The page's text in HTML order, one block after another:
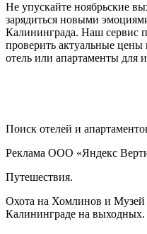
Не упускайте ноябрьские
зарядиться новыми
Калининграда. Наш сервис
проверить актуальные
отель или апартаменты для
Поиск отелей и
Реклама ООО «Яндекс
Путешествия.
Охота на Хомлинов и Музей
Калининграде на выходных.